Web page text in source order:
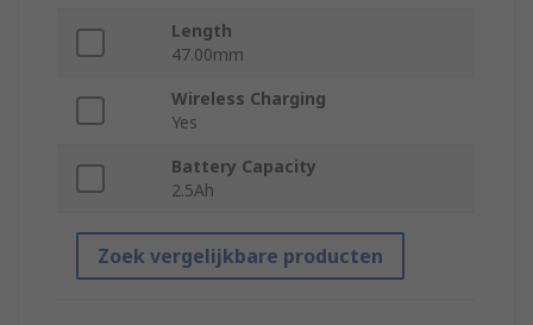
Length
47.00mm
Wireless Charging
Yes
Battery Capacity
2.5Ah
Zoek vergelijkbare producten